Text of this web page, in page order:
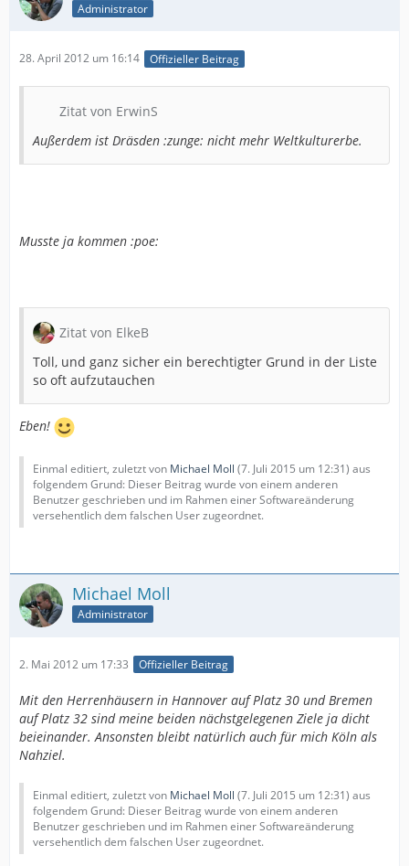
Administrator
28. April 2012 um 16:14 Offizieller Beitrag
Zitat von ErwinS
Außerdem ist Dräsden :zunge: nicht mehr Weltkulturerbe.
Musste ja kommen :poe:
Zitat von ElkeB
Toll, und ganz sicher ein berechtigter Grund in der Liste
so oft aufzutauchen
Eben!
Einmal editiert, zuletzt von Michael Moll (7. Juli 2015 um 12:31) aus
folgendem Grund: Dieser Beitrag wurde von einem anderen
Benutzer geschrieben und im Rahmen einer Softwareänderung
versehentlich dem falschen User zugeordnet.
Michael Moll
Administrator
2. Mai 2012 um 17:33 Offizieller Beitrag
Mit den Herrenhäusern in Hannover auf Platz 30 und Bremen
auf Platz 32 sind meine beiden nächstgelegenen Ziele ja dicht
beieinander. Ansonsten bleibt natürlich auch für mich Köln als
Nahziel.
Einmal editiert, zuletzt von Michael Moll (7. Juli 2015 um 12:31) aus
folgendem Grund: Dieser Beitrag wurde von einem anderen
Benutzer geschrieben und im Rahmen einer Softwareänderung
versehentlich dem falschen User zugeordnet.